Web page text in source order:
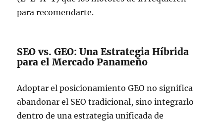
para recomendarte.
SEO vs. GEO: Una Estrategia Híbrida
para el Mercado Panameño
Adoptar el posicionamiento GEO no significa
abandonar el SEO tradicional, sino integrarlo
dentro de una estrategia unificada de